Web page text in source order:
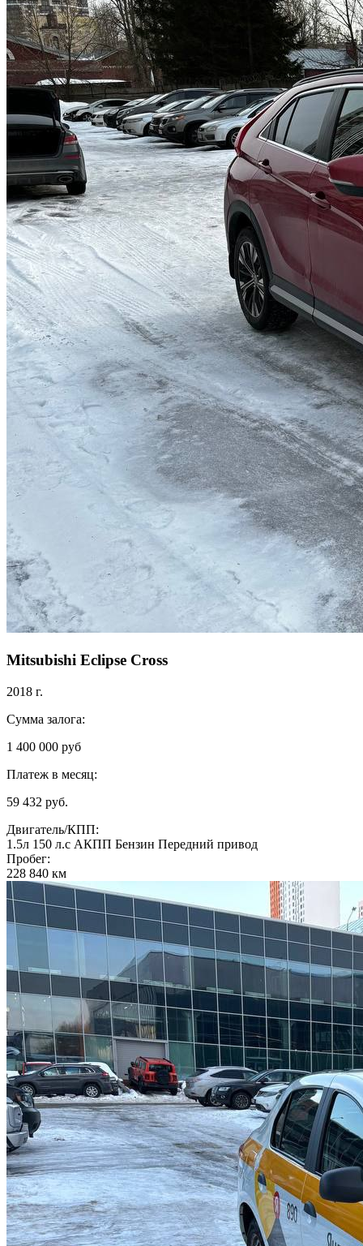
Mitsubishi Eclipse Cross
2018 г.
Сумма залога:
1 400 000 руб
Платеж в месяц:
59 432 руб.
Двигатель/КПП:
1.5л 150 л.с АКПП Бензин Передний привод
Пробег:
228 840 км